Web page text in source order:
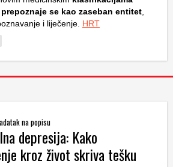
se kao zaseban entitet
i liječenje. HRT
na popisu
depresija: Kako
kroz život skriva tešku